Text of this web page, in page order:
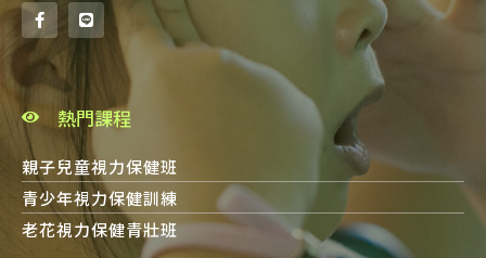
熱門課程
親子兒童視力保健班
青少年視力保健訓練
老花視力保健青壯班